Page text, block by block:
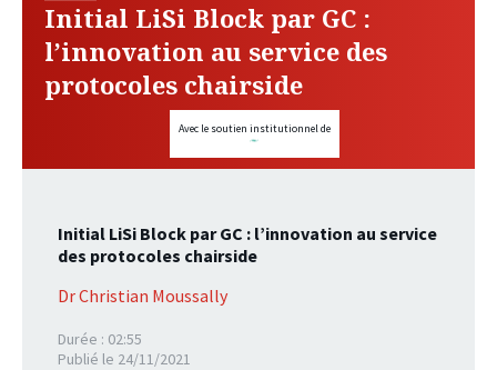
Initial LiSi Block par GC :
l’innovation au service des
protocoles chairside
Avec le soutien institutionnel de
Initial LiSi Block par GC : l’innovation au service
des protocoles chairside
Dr Christian Moussally
Durée : 02:55
Publié le 24/11/2021